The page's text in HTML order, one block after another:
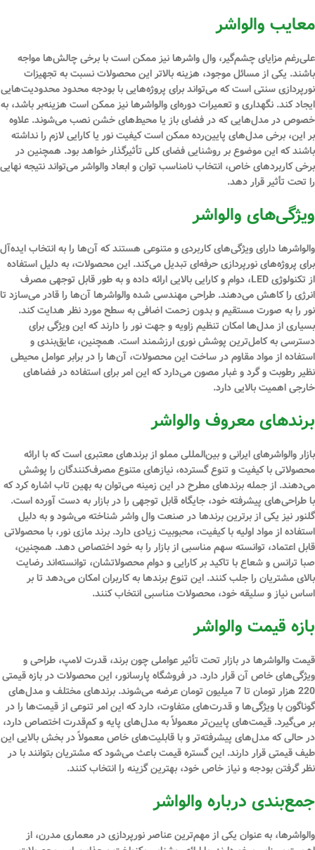
معایب والواشر
علی‌رغم مزایای چشم‌گیر، وال واشرها نیز ممکن است با برخی چالش‌ها مواجه
باشند. یکی از مسائل موجود، هزینه بالاتر این محصولات نسبت به تجهیزات
نورپردازی سنتی است که می‌تواند برای پروژه‌هایی با بودجه محدود محدودیت‌هایی
ایجاد کند. نگهداری و تعمیرات دوره‌ای والواشرها نیز ممکن است هزینه‌بر باشد، به
خصوص در مدل‌هایی که در فضای باز یا محیط‌های خشن نصب می‌شوند. علاوه
بر این، برخی مدل‌های پایین‌رده ممکن است کیفیت نور یا کارایی لازم را نداشته
باشند که این موضوع بر روشنایی فضای کلی تأثیرگذار خواهد بود. همچنین در
برخی کاربردهای خاص، انتخاب نامناسب توان و ابعاد والواشر می‌تواند نتیجه نهایی
را تحت تأثیر قرار دهد.
ویژگی‌های والواشر
والواشرها دارای ویژگی‌های کاربردی و متنوعی هستند که آن‌ها را به انتخاب ایده‌آل
برای پروژه‌های نورپردازی حرفه‌ای تبدیل می‌کند. این محصولات، به دلیل استفاده
از تکنولوژی LED، دوام و کارایی بالایی ارائه داده و به طور قابل توجهی مصرف
انرژی را کاهش می‌دهند. طراحی مهندسی شده والواشرها آن‌ها را قادر می‌سازد تا
نور را به صورت مستقیم و بدون زحمت اضافی به سطح مورد نظر هدایت کند.
بسیاری از مدل‌ها امکان تنظیم زاویه و جهت نور را دارند که این ویژگی برای
دسترسی به کامل‌ترین پوشش نوری ارزشمند است. همچنین، عایق‌بندی و
استفاده از مواد مقاوم در ساخت این محصولات، آن‌ها را در برابر عوامل محیطی
نظیر رطوبت و گرد و غبار مصون می‌دارد که این امر برای استفاده در فضاهای
خارجی اهمیت بالایی دارد.
برندهای معروف والواشر
بازار والواشرهای ایرانی و بین‌المللی مملو از برندهای معتبری است که با ارائه
محصولاتی با کیفیت و تنوع گسترده، نیازهای متنوع مصرف‌کنندگان را پوشش
می‌دهند. از جمله برندهای مطرح در این زمینه می‌توان به بهین تاب اشاره کرد که
با طراحی‌های پیشرفته خود، جایگاه قابل توجهی را در بازار به دست آورده است.
گلنور نیز یکی از برترین برندها در صنعت وال واشر شناخته می‌شود و به دلیل
استفاده از مواد اولیه با کیفیت، محبوبیت زیادی دارد. برند مازی نور، با محصولاتی
قابل اعتماد، توانسته سهم مناسبی از بازار را به خود اختصاص دهد. همچنین،
صبا ترانس و شعاع با تاکید بر کارایی و دوام محصولاتشان، توانسته‌اند رضایت
بالای مشتریان را جلب کنند. این تنوع برندها به کاربران امکان می‌دهد تا بر
اساس نیاز و سلیقه خود، محصولات مناسبی انتخاب کنند.
بازه قیمت والواشر
قیمت والواشرها در بازار تحت تأثیر عواملی چون برند، قدرت لامپ، طراحی و
ویژگی‌های خاص آن قرار دارد. در فروشگاه پارسانور، این محصولات در بازه قیمتی
220 هزار تومان تا 7 میلیون تومان عرضه می‌شوند. برندهای مختلف و مدل‌های
گوناگون با ویژگی‌ها و قدرت‌های متفاوت، دارد که این امر تنوعی از قیمت‌ها را در
بر می‌گیرد. قیمت‌های پایین‌تر معمولاً به مدل‌های پایه و کم‌قدرت اختصاص دارد،
در حالی که مدل‌های پیشرفته‌تر و با قابلیت‌های خاص معمولاً در بخش بالایی این
طیف قیمتی قرار دارند. این گستره قیمت باعث می‌شود که مشتریان بتوانند با در
نظر گرفتن بودجه و نیاز خاص خود، بهترین گزینه را انتخاب کنند.
جمع‌بندی درباره والواشر
والواشرها، به عنوان یکی از مهم‌ترین عناصر نورپردازی در معماری مدرن، از